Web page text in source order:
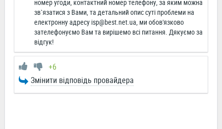
номер угоди, контактний номер телефону, за яким можна
зв`язатися з Вами, та детальний опис суті проблеми на
електронну адресу isp@best.net.ua, ми обов'язково
зателефонуємо Вам та вирішемо всі питання. Дякуємо за
відгук!
+6
Змінити відповідь провайдера